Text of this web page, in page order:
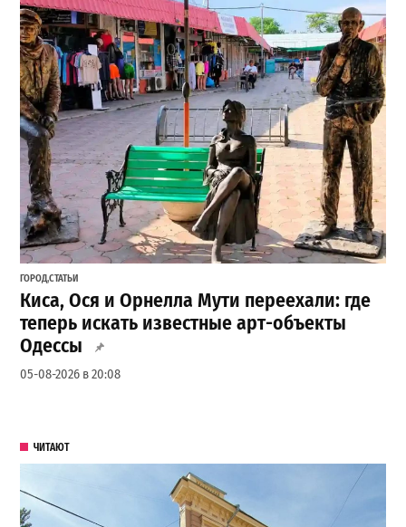
ГОРОД,СТАТЬИ
Киса, Ося и Орнелла Мути переехали: где
теперь искать известные арт-объекты
Одессы
05-08-2026 в 20:08
ЧИТАЮТ